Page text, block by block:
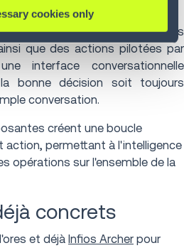
cookies only
conversationnelle)
des alertes, des
que des actions pilotées par
interface conversationnelle
bonne décision soit toujours
conversation.
créent une boucle
action, permettant à l'intelligence
opérations sur l'ensemble de la
concrets
et déjà Infios Archer pour